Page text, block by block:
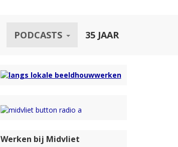
PODCASTS 35 JAAR
Werken bij Midvliet